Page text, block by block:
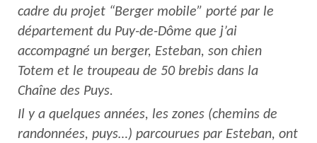
cadre du projet “Berger mobile” porté par le
département du Puy-de-Dôme que j’ai
accompagné un berger, Esteban, son chien
Totem et le troupeau de 50 brebis dans la
Chaîne des Puys.
Il y a quelques années, les zones (chemins de
randonnées, puys…) parcourues par Esteban, ont